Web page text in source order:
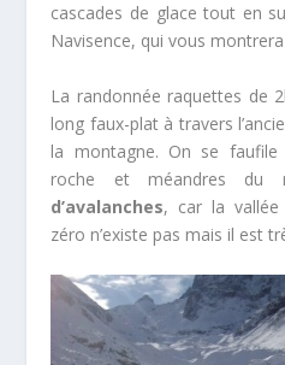
cascades de glace tout en
Navisence, qui vous
La randonnée raquettes de
long faux-plat à travers
la montagne. On se
roche et méandres du
d’avalanches, car la
zéro n’existe pas mais il est